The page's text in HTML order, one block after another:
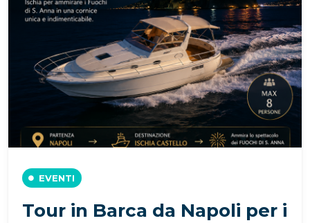
EVENTI
Tour in Barca da Napoli per i